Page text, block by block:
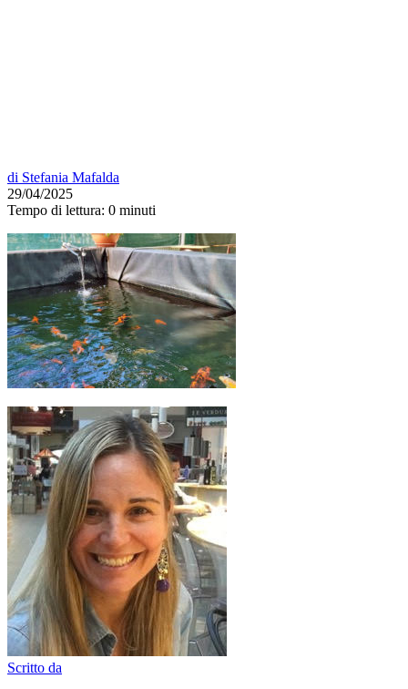
di Stefania Mafalda
29/04/2025
Tempo di lettura: 0 minuti
Scritto da